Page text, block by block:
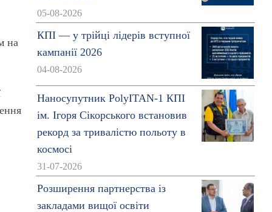
на
05-08-2026
КПІ — у трійці лідерів вступної
кампанії 2026
04-08-2026
Наносупутник PolyITAN-1 КПІ
ім. Ігоря Сікорського встановив
рекорд за тривалістю польоту в
космосі
31-07-2026
Розширення партнерства із
закладами вищої освіти